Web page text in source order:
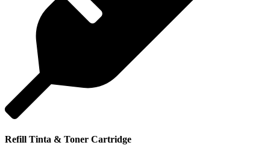
Refill Tinta & Toner Cartridge